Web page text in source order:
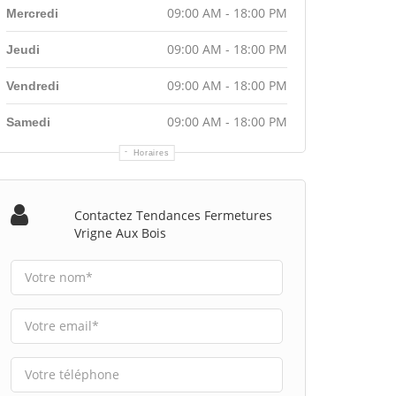
Horaires
Mercredi 09:00 AM - 18:00 PM
Jeudi 09:00 AM - 18:00 PM
Vendredi 09:00 AM - 18:00 PM
Samedi 09:00 AM - 18:00 PM
Contactez Tendances Fermetures
Vrigne Aux Bois